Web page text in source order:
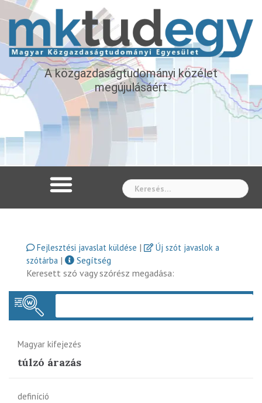
A közgazdaságtudományi közélet
megújulásáért
Fejlesztési javaslat küldése |
Új szót javaslok a
szótárba |
Segítség
Keresett szó vagy szórész megadása:
Magyar kifejezés
túlzó árazás
definíció